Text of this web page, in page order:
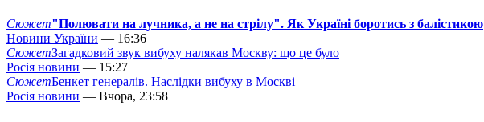
Сюжет"Полювати на лучника, а не на стрілу". Як Україні боротись з балістикою
Новини України — 16:36
СюжетЗагадковий звук вибуху налякав Москву: що це було
Росія новини — 15:27
СюжетБенкет генералів. Наслідки вибуху в Москві
Росія новини — Вчора, 23:58